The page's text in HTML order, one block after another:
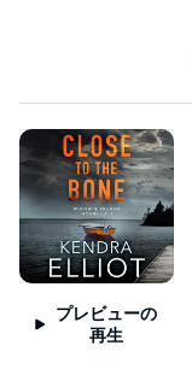
プレビューの
再生